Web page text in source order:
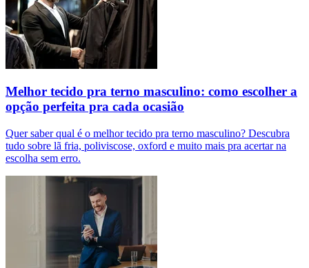
Melhor tecido pra terno masculino: como escolher a
opção perfeita pra cada ocasião
Quer saber qual é o melhor tecido pra terno masculino? Descubra
tudo sobre lã fria, poliviscose, oxford e muito mais pra acertar na
escolha sem erro.